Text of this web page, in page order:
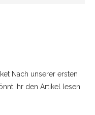
Nach unserer ersten
ihr den Artikel lesen